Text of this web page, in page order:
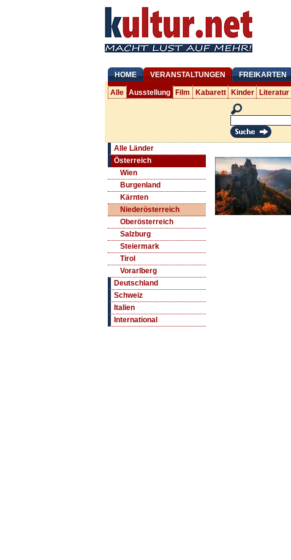
HOME VERANSTALTUNGEN FREIKARTEN
Alle Ausstellung Film Kabarett Kinder Literatur
Alle Länder
Österreich
Wien
Burgenland
Kärnten
Niederösterreich
Oberösterreich
Salzburg
Steiermark
Tirol
Vorarlberg
Deutschland
Schweiz
Italien
International